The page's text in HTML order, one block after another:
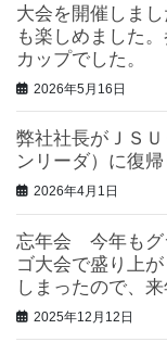
大会を開催しま
も楽しめました
カップでした。
2026年5月16日
弊社社長がＪＳ
ンリーダ）に復帰
2026年4月1日
忘年会 今年もグ
ゴ大会で盛り上
しまったので、
2025年12月12日